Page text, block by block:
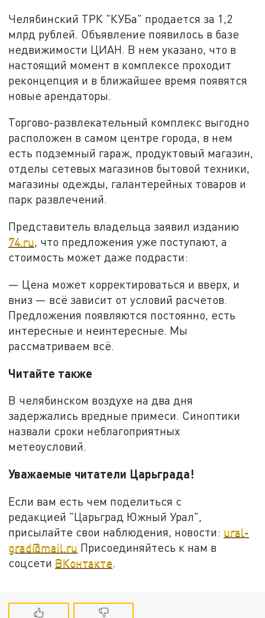
Челябинский ТРК "КУБа" продается за 1,2
млрд рублей. Объявление появилось в базе
недвижимости ЦИАН. В нем указано, что в
настоящий момент в комплексе проходит
реконцепция и в ближайшее время появятся
новые арендаторы.
Торгово-развлекательный комплекс выгодно
расположен в самом центре города, в нем
есть подземный гараж, продуктовый магазин,
отделы сетевых магазинов бытовой техники,
магазины одежды, галантерейных товаров и
парк развлечений.
Представитель владельца заявил изданию
74.ru, что предложения уже поступают, а
стоимость может даже подрасти:
— Цена может корректироваться и вверх, и
вниз — всё зависит от условий расчетов.
Предложения появляются постоянно, есть
интересные и неинтересные. Мы
рассматриваем всё.
Читайте также
В челябинском воздухе на два дня
задержались вредные примеси. Синоптики
назвали сроки неблагоприятных
метеоусловий.
Уважаемые читатели Царьграда!
Если вам есть чем поделиться с
редакцией "Царьград Южный Урал",
присылайте свои наблюдения, новости: ural-
grad@mail.ru Присоединяйтесь к нам в
соцсети ВКонтакте